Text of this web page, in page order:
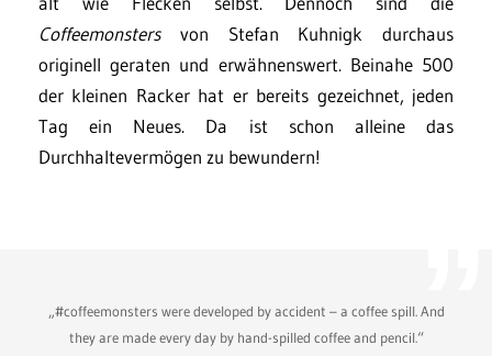
Coffeemonstersvon Stefan Kuhnigk durchaus
originell geraten und erwähnenswert. Beinahe 500
der kleinen Racker hat er bereits gezeichnet, jeden
Tag ein Neues. Da ist schon alleine das
Durchhaltevermögen zu bewundern!
„#coffeemonsters were developed by accident – a coffee spill. And
they are made every day by hand-spilled coffee and pencil.“